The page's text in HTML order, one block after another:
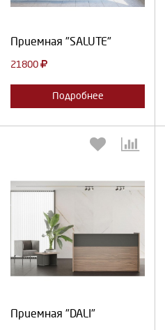
Приемная "SALUTE"
21800
Подробнее
Приемная "DALI"
Выберите количество: